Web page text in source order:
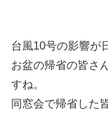
台風10号の影響が
お盆の帰省の皆さ
すね。
同窓会で帰省した